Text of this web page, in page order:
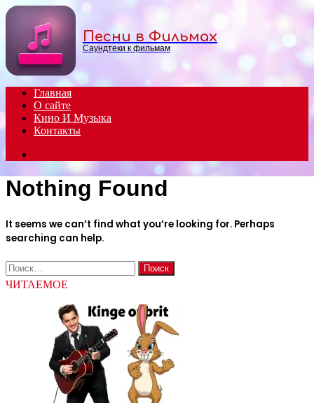
Menu
Песни в Фильмах
Саундтеки к фильмам
Главная
О сайте
Кино И Музыка
Контакты
Nothing Found
It seems we can’t find what you’re looking for. Perhaps
searching can help.
Найти:
ЧИТАЕМОЕ